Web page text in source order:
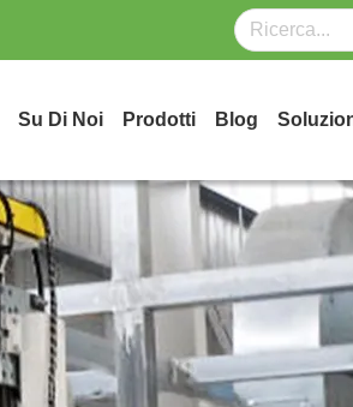
Su Di Noi Prodotti Blog